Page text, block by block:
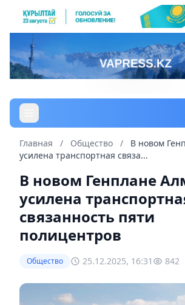
Главная / Общество /
В новом
усилена транспортная связа...
В новом Генплане
усилена
связанность пяти
полицентров
Общество 25.12.2025, 16:31 842